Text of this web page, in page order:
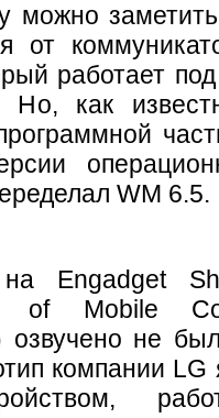
можно
от
работает
как
WM 6.5.
Engadget
of Mobile
озвучено не
компании LG